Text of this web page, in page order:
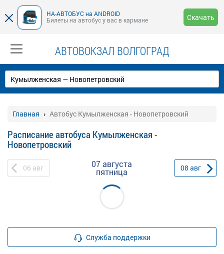
НА-АВТОБУС на ANDROID
Билеты на автобус у вас в кармане
Скачать
АВТОВОКЗАЛ ВОЛГОГРАД
Главная Автобус Кумылженская - Новопетровский
Расписание автобуса Кумылженская -
Новопетровский
06 авг 07 августа
пятница 08 авг
Служба поддержки